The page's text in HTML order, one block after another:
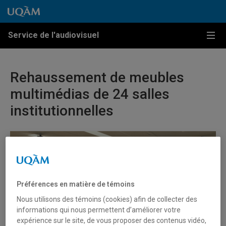
Passer au contenu
Accéder au menu principal
Accéder à la recherche
Passer au contenu
Accéder au menu principal
Service de l'audiovisuel
Rehaussement de meubles
multimédias de 24 salles
institutionnelles
Préférences en matière de témoins
Nous utilisons des témoins (cookies) afin de collecter des
informations qui nous permettent d’améliorer votre
expérience sur le site, de vous proposer des contenus vidéo,